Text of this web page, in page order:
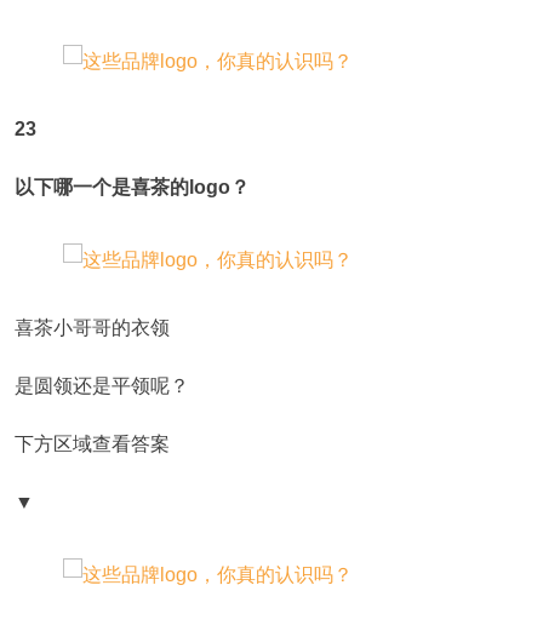
23
以下哪一个是喜茶的logo？
喜茶小哥哥的衣领
是圆领还是平领呢？
下方区域查看答案
▼